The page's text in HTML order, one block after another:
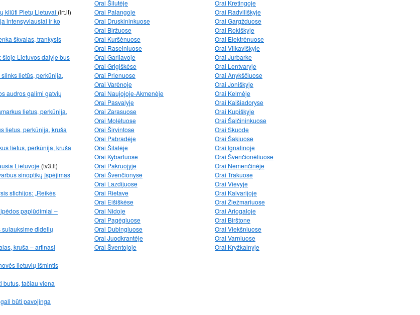
kliūti Pietų Lietuvai (lrt.lt)
intensyviausiai ir ko
škvalas, trankysis
šioje Lietuvos dalyje bus
lietūs, perkūnija,
audros galimi gatvių
lietus, perkūnija,
lietus, perkūnija, kruša
lietus, perkūnija, kruša
Lietuvoje (tv3.lt)
sinoptikų įspėjimas
stichijos: „Reikės
paplūdimiai –
didelių
kruša – artinasi
lietuvių išmintis
butus, tačiau viena
būti pavojinga
Orai Šilutėje
Orai Palangoje
Orai Druskininkuose
Orai Biržuose
Orai Kuršėnuose
Orai Raseiniuose
Orai Garliavoje
Orai Grigiškėse
Orai Prienuose
Orai Varėnoje
Orai Naujojoje-Akmenėje
Orai Pasvalyje
Orai Zarasuose
Orai Molėtuose
Orai Širvintose
Orai Pabradėje
Orai Šilalėje
Orai Kybartuose
Orai Pakruojyje
Orai Švenčionyse
Orai Lazdijuose
Orai Rietave
Orai Eišiškėse
Orai Nidoje
Orai Pagėgiuose
Orai Dubingiuose
Orai Juodkrantėje
Orai Šventojoje
Orai Kretingoje
Orai Radviliškyje
Orai Gargžduose
Orai Rokiškyje
Orai Elektrėnuose
Orai Vilkaviškyje
Orai Jurbarke
Orai Lentvaryje
Orai Anykščiuose
Orai Joniškyje
Orai Kelmėje
Orai Kaišiadoryse
Orai Kupiškyje
Orai Šalčininkuose
Orai Skuode
Orai Šakiuose
Orai Ignalinoje
Orai Švenčionėliuose
Orai Nemenčinėje
Orai Trakuose
Orai Vievyje
Orai Kalvarijoje
Orai Žiežmariuose
Orai Ariogaloje
Orai Birštone
Orai Viekšniuose
Orai Varniuose
Orai Kryžkalnyje